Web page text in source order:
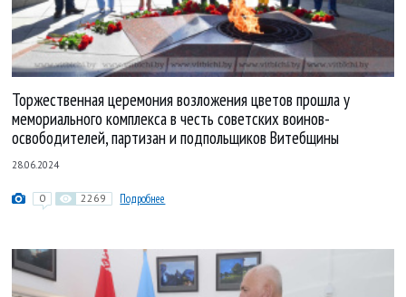
Торжественная церемония возложения цветов прошла у
мемориального комплекса в честь советских воинов-
освободителей, партизан и подпольщиков Витебщины
28.06.2024
0 2269 Подробнее